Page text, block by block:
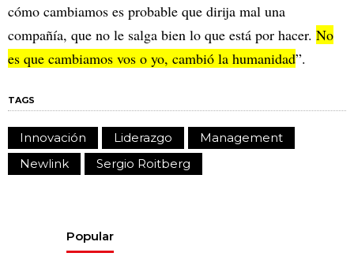
cómo cambiamos es probable que dirija mal una
compañía, que no le salga bien lo que está por hacer. No
es que cambiamos vos o yo, cambió la humanidad”.
TAGS
Innovación Liderazgo
Management
Newlink
Sergio Roitberg
Popular